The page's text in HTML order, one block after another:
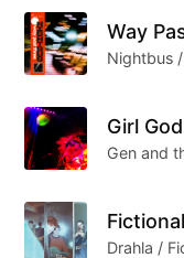
有的创新与改革
能够改变世界。
朋克从某种意义
里，你能够听到
Way
Nightbus
Girl
Drahla /